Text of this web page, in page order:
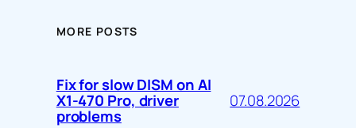
MORE POSTS
Fix for slow DISM on AI
X1-470 Pro, driver
problems
07.08.2026